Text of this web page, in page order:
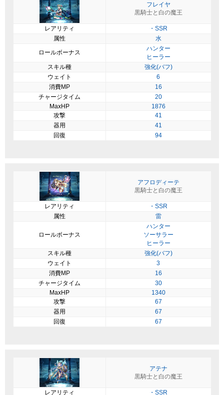
フレイヤ
黒騎士と白の魔王
レアリティ
・SSR
属性
水
ロールボーナス
ハンター
ヒーラー
スキル種
強化(バフ)
ウェイト
6
消費MP
16
チャージタイム
20
MaxHP
1876
攻撃
41
器用
41
回復
94
アフロディーテ
黒騎士と白の魔王
レアリティ
・SSR
属性
雷
ロールボーナス
ハンター
ソーサラー
ヒーラー
スキル種
強化(バフ)
ウェイト
3
消費MP
16
チャージタイム
30
MaxHP
1340
攻撃
67
器用
67
回復
67
アテナ
黒騎士と白の魔王
レアリティ
・SSR